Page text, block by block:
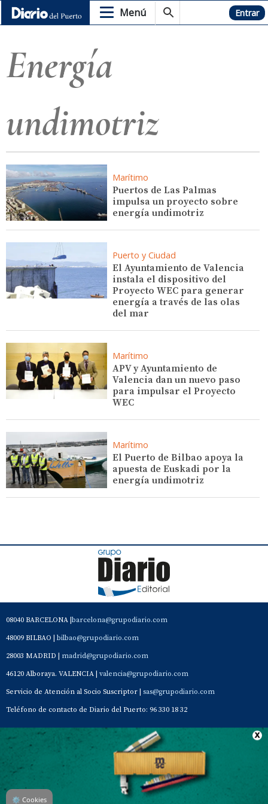
Menú Hemeroteca Entrar
Energía
undimotriz
Marítimo
Puertos de Las Palmas
impulsa un proyecto sobre
energía undimotriz
Puerto y Ciudad
El Ayuntamiento de Valencia
instala el dispositivo del
Proyecto WEC para generar
energía a través de las olas
del mar
Marítimo
APV y Ayuntamiento de
Valencia dan un nuevo paso
para impulsar el Proyecto
WEC
Marítimo
El Puerto de Bilbao apoya la
apuesta de Euskadi por la
energía undimotriz
08040 BARCELONA | barcelona@grupodiario.com
48009 BILBAO | bilbao@grupodiario.com
28003 MADRID | madrid@grupodiario.com
46120 Alboraya. VALENCIA | valencia@grupodiario.com
Servicio de Atención al Socio Suscriptor | sas@grupodiario.com
Teléfono de contacto de Diario del Puerto: 96 330 18 32
Contacto Aviso Legal Quiénes somos Política de privacidad
⚙ Cookies